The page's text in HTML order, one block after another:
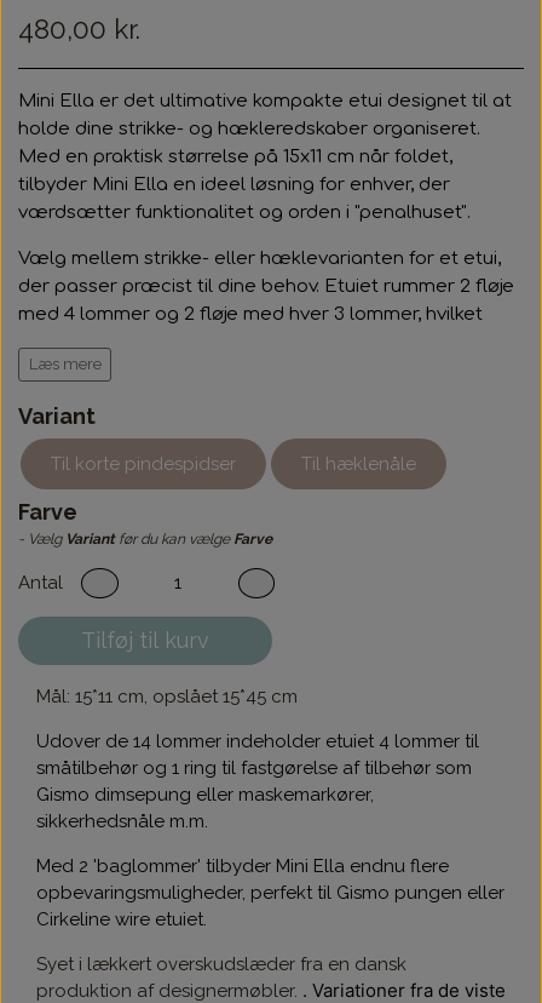
480,00 kr.
Mini Ella er det ultimative kompakte etui designet til at
holde dine strikke- og hækleredskaber organiseret.
Med en praktisk størrelse på 15x11 cm når foldet,
tilbyder Mini Ella en ideel løsning for enhver, der
værdsætter funktionalitet og orden i "penalhuset".
Vælg mellem strikke- eller hæklevarianten for et etui,
der passer præcist til dine behov. Etuiet rummer 2 fløje
med 4 lommer og 2 fløje med hver 3 lommer, hvilket
Strikkevarianten er designet med lommer optimalt
tilpasset til korte pindespidser, en lommehøjde på 6 cm
sikrer dine pindespidser ikke bliver væk i
lommen. Hæklevarianten er tilpasset med højere lommer
også bruges til lange strikkepindespidser.
Læs mere
Variant
Til korte pindespidser Til hæklenåle
Farve
- Vælg Variantfør du kan vælge Farve
Antal
Tilføj til kurv
Mål: 15*11 cm, opslået 15*45 cm
Udover de 14 lommer indeholder etuiet 4 lommer til
småtilbehør og 1 ring til fastgørelse af tilbehør som
Gismo dimsepung eller maskemarkører,
sikkerhedsnåle m.m.
Med 2 'baglommer' tilbyder Mini Ella endnu flere
opbevaringsmuligheder, perfekt til Gismo pungen eller
Cirkeline wire etuiet.
Syet i lækkert overskudslæder fra en dansk
produktion af designermøbler. . Variationer fra de viste